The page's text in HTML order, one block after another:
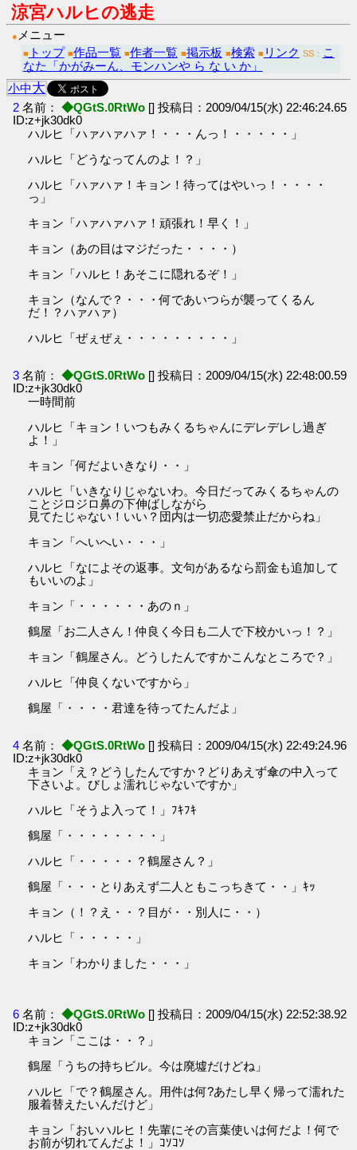
涼宮ハルヒの逃走
● メニュー
■ トップ ■作品一覧 ■作者一覧 ■掲示板 ■検索 ■ リンク SS： こ
なた「かがみーん、モンハンや ら な い か」
小中大
2 名前： ◆QGtS.0RtWo [] 投稿日：2009/04/15(水) 22:46:24.65
ID:z+jk30dk0
ハルヒ「ハァハァハァ！・・・んっ！・・・・・」
ハルヒ「どうなってんのよ！？」
ハルヒ「ハァハァ！キョン！待ってはやいっ！・・・・
っ」
キョン「ハァハァハァ！頑張れ！早く！」
キョン（あの目はマジだった・・・・）
キョン「ハルヒ！あそこに隠れるぞ！」
キョン（なんで？・・・何であいつらが襲ってくるん
だ！？ハァハァ）
ハルヒ「ぜぇぜぇ・・・・・・・・・」
3 名前： ◆QGtS.0RtWo [] 投稿日：2009/04/15(水) 22:48:00.59
ID:z+jk30dk0
一時間前
ハルヒ「キョン！いつもみくるちゃんにデレデレし過ぎ
よ！」
キョン「何だよいきなり・・」
ハルヒ「いきなりじゃないわ。今日だってみくるちゃんの
ことジロジロ鼻の下伸ばしながら
見てたじゃない！いい？団内は一切恋愛禁止だからね」
キョン「へいへい・・・」
ハルヒ「なによその返事。文句があるなら罰金も追加して
もいいのよ」
キョン「・・・・・・あのｎ」
鶴屋「お二人さん！仲良く今日も二人で下校かいっ！？」
キョン「鶴屋さん。どうしたんですかこんなところで？」
ハルヒ「仲良くないですから」
鶴屋「・・・・君達を待ってたんだよ」
4 名前： ◆QGtS.0RtWo [] 投稿日：2009/04/15(水) 22:49:24.96
ID:z+jk30dk0
キョン「え？どうしたんですか？どりあえず傘の中入って
下さいよ。びしょ濡れじゃないですか」
ハルヒ「そうよ入って！」ﾌｷﾌｷ
鶴屋「・・・・・・・・」
ハルヒ「・・・・・？鶴屋さん？」
鶴屋「・・・とりあえず二人ともこっちきて・・」ｷｯ
キョン（！？え・・？目が・・別人に・・）
ハルヒ「・・・・・」
キョン「わかりました・・・」
6 名前： ◆QGtS.0RtWo [] 投稿日：2009/04/15(水) 22:52:38.92
ID:z+jk30dk0
キョン「ここは・・？」
鶴屋「うちの持ちビル。今は廃墟だけどね」
ハルヒ「で？鶴屋さん。用件は何?あたし早く帰って濡れた
服着替えたいんだけど」
キョン「おいハルヒ！先輩にその言葉使いは何だよ！何で
お前が切れてんだよ！」ｺｿｺｿ